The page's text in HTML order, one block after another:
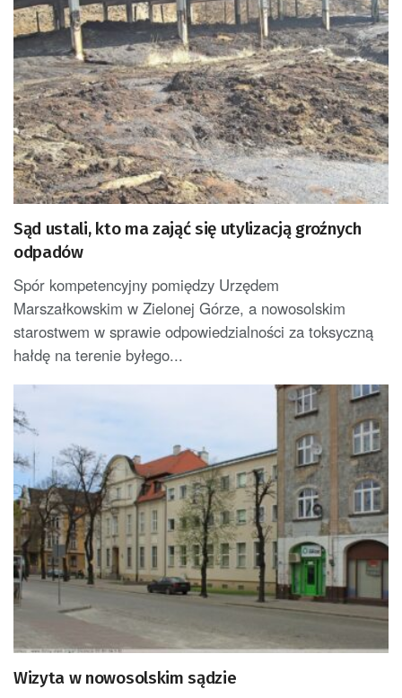
Sąd ustali, kto ma zająć się utylizacją groźnych
odpadów
Spór kompetencyjny pomiędzy Urzędem
Marszałkowskim w Zielonej Górze, a nowosolskim
starostwem w sprawie odpowiedzialności za toksyczną
hałdę na terenie byłego...
Wizyta w nowosolskim sądzie